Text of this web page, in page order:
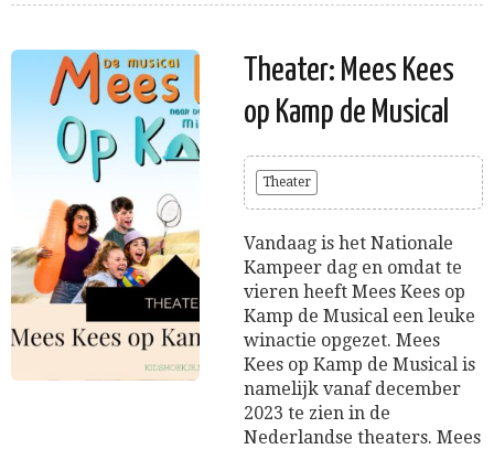
Theater: Mees Kees
op Kamp de Musical
Theater
Vandaag is het Nationale
Kampeer dag en omdat te
vieren heeft Mees Kees op
Kamp de Musical een leuke
winactie opgezet. Mees
Kees op Kamp de Musical is
namelijk vanaf december
2023 te zien in de
Nederlandse theaters. Mees